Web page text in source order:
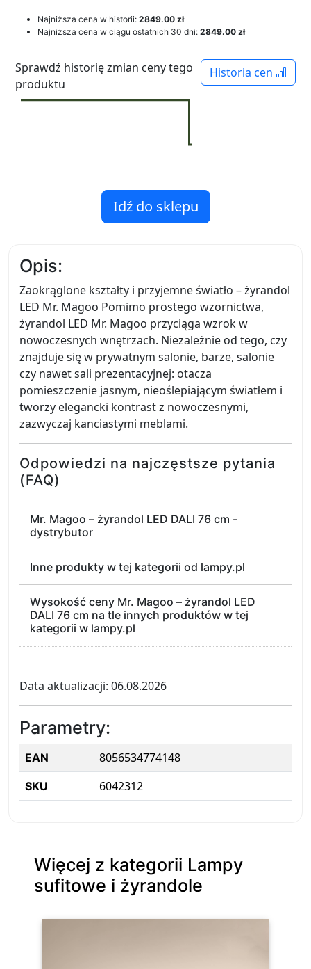
Najniższa cena w historii: 2849.00 zł
Najniższa cena w ciągu ostatnich 30 dni: 2849.00 zł
Historia cen
Sprawdź historię zmian ceny tego
produktu
Idź do sklepu
Opis:
Zaokrąglone kształty i przyjemne światło – żyrandol
LED Mr. Magoo Pomimo prostego wzornictwa,
żyrandol LED Mr. Magoo przyciąga wzrok w
nowoczesnych wnętrzach. Niezależnie od tego, czy
znajduje się w prywatnym salonie, barze, salonie
czy nawet sali prezentacyjnej: otacza
pomieszczenie jasnym, nieoślepiającym światłem i
tworzy elegancki kontrast z nowoczesnymi,
zazwyczaj kanciastymi meblami.
Odpowiedzi na najczęstsze pytania
(FAQ)
Mr. Magoo – żyrandol LED DALI 76 cm -
dystrybutor
Inne produkty w tej kategorii od lampy.pl
Wysokość ceny Mr. Magoo – żyrandol LED
DALI 76 cm na tle innych produktów w tej
kategorii w lampy.pl
Data aktualizacji: 06.08.2026
Parametry:
EAN 8056534774148
SKU 6042312
Więcej z kategorii Lampy
sufitowe i żyrandole